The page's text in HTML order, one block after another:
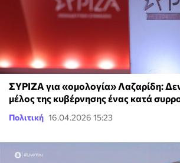
ΣΥΡΙΖΑ για «ομολογία» Λαζαρίδη: Δεν
μέλος της κυβέρνησης ένας κατά
Πολιτική 16.04.2026 15:23